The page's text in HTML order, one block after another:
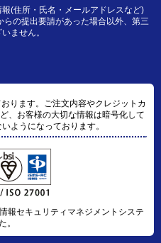
(住所・氏名・メールアドレスなど)
の提出要請があった場合以外、第三
ません。
ります。ご注文内容やクレジットカ
、お客様の大切な情報は暗号化して
ようになっております。
報セキュリティマネジメントシステ
。